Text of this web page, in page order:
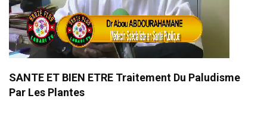
SANTE ET BIEN ETRE Traitement Du Paludisme
Par Les Plantes